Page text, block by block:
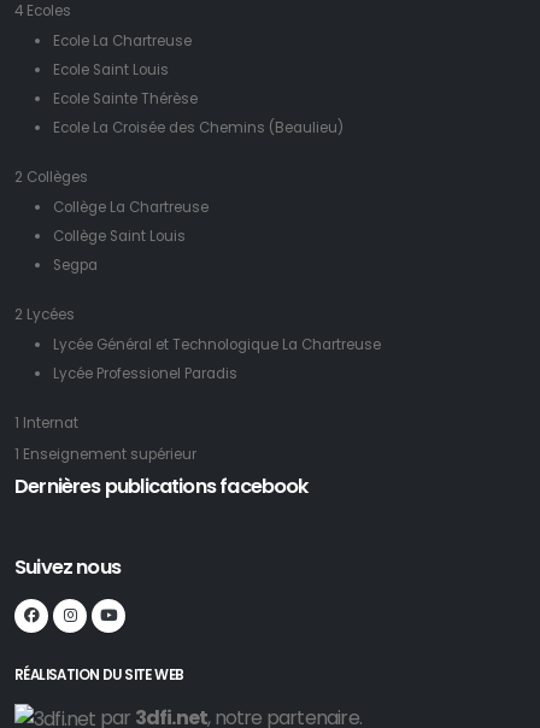
4 Ecoles
Ecole La Chartreuse
Ecole Saint Louis
Ecole Sainte Thérèse
Ecole La Croisée des Chemins (Beaulieu)
2 Collèges
Collège La Chartreuse
Collège Saint Louis
Segpa
2 Lycées
Lycée Général et Technologique La Chartreuse
Lycée Professionel Paradis
1 Internat
1 Enseignement supérieur
Dernières publications facebook
Suivez nous
RÉALISATION DU SITE WEB
par 3dfi.net, notre partenaire.